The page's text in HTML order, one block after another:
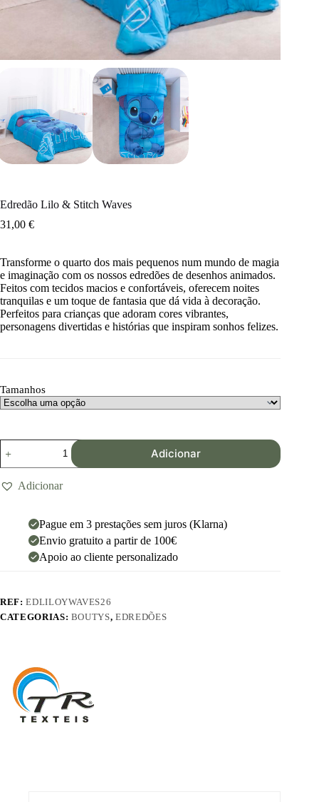
Edredão Lilo & Stitch Waves
31,00 €
Transforme o quarto dos mais pequenos num mundo de magia
e imaginação com os nossos edredões de desenhos animados.
Feitos com tecidos macios e confortáveis, oferecem noites
tranquilas e um toque de fantasia que dá vida à decoração.
Perfeitos para crianças que adoram cores vibrantes,
personagens divertidas e histórias que inspiram sonhos felizes.
Tamanhos
Adicionar
Adicionar
Pague em 3 prestações sem juros (Klarna)
Envio gratuito a partir de 100€
Apoio ao cliente personalizado
REF:EDLILOYWAVES26
CATEGORIAS: BOUTYS,EDREDÕES